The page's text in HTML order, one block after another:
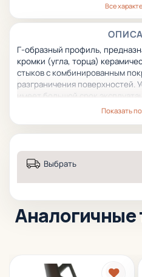
Все
Г-образный профиль,
кромки (угла, торца)
стыков с комбинированным
разграничения поверхностей.
имеет большой срок
Показать
Выбрать
Аналогичные